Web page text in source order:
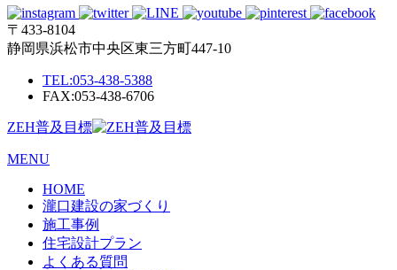
〒433-8104
静岡県浜松市中央区東三方町447-10
TEL:053-438-5388
FAX:053-438-6706
ZEH普及目標
MENU
HOME
瀧口建設の家づくり
施工事例
住宅設計プラン
よくある質問